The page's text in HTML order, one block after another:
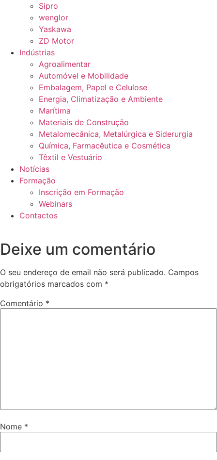
Sipro
wenglor
Yaskawa
ZD Motor
Indústrias
Agroalimentar
Automóvel e Mobilidade
Embalagem, Papel e Celulose
Energia, Climatização e Ambiente
Marítima
Materiais de Construção
Metalomecânica, Metalúrgica e Siderurgia
Química, Farmacêutica e Cosmética
Têxtil e Vestuário
Notícias
Formação
Inscrição em Formação
Webinars
Contactos
Deixe um comentário
O seu endereço de email não será publicado. Campos
obrigatórios marcados com *
Comentário *
Nome *